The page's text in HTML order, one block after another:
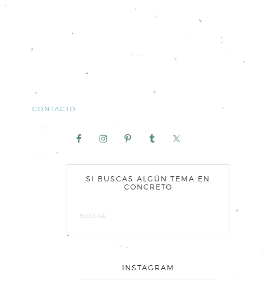
CONTACTO
SI BUSCAS ALGÚN TEMA EN
CONCRETO
INSTAGRAM